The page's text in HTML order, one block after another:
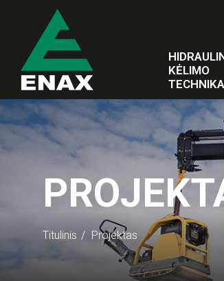
KĖLIMO
TECHNIKA
Titulinis Projektas